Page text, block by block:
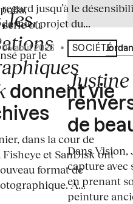
où
par le
les
donnent vie
dans la cour de
et SanDisk ont
format de
À...
regard jusqu’à le
dernier projet du...
04 août 2026 • Écrit par
SOCIÉTÉ
de
Dans
capture avec
en prenant
peinture